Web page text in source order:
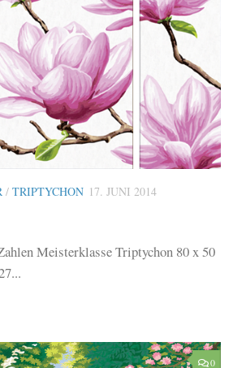
/ TRIPTYCHON 17. JUNI 2014
Meisterklasse Triptychon 80 x 50
0